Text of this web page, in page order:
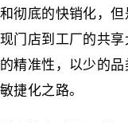
和彻底的快销化，
现门店到工厂的共
的精准性，以少的
敏捷化之路。